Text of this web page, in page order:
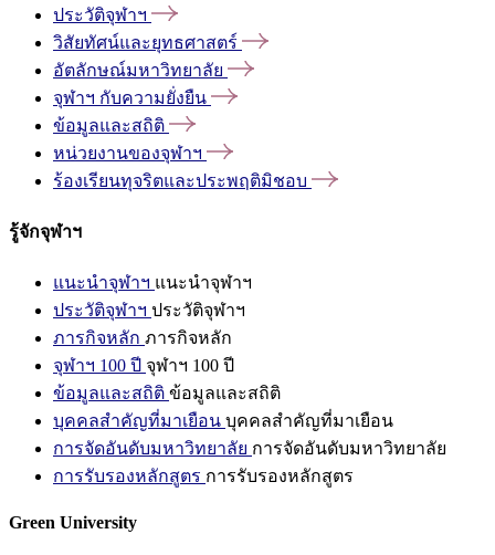
ประวัติจุฬาฯ
วิสัยทัศน์และยุทธศาสตร์
อัตลักษณ์มหาวิทยาลัย
จุฬาฯ กับความยั่งยืน
ข้อมูลและสถิติ
หน่วยงานของจุฬาฯ
ร้องเรียนทุจริตและประพฤติมิชอบ
รู้จักจุฬาฯ
แนะนำจุฬาฯ แนะนำจุฬาฯ
ประวัติจุฬาฯ ประวัติจุฬาฯ
ภารกิจหลัก ภารกิจหลัก
จุฬาฯ 100 ปี จุฬาฯ 100 ปี
ข้อมูลและสถิติ ข้อมูลและสถิติ
บุคคลสำคัญที่มาเยือน บุคคลสำคัญที่มาเยือน
การจัดอันดับมหาวิทยาลัย การจัดอันดับมหาวิทยาลัย
การรับรองหลักสูตร การรับรองหลักสูตร
Green University